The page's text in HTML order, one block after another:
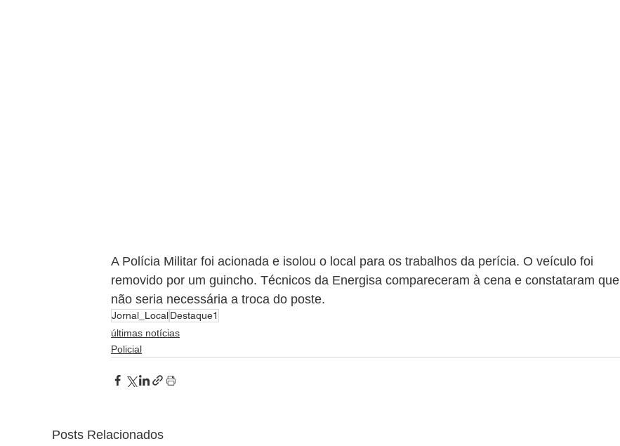
A Polícia Militar foi acionada e isolou o local para os trabalhos da perícia. O veículo foi
removido por um guincho. Técnicos da Energisa compareceram à cena e constataram que
não seria necessária a troca do poste.
Jornal_LocalDestaque1
últimas notícias
Policial
Posts Relacionados